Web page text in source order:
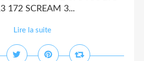
172 SCREAM 3...
Lire la suite